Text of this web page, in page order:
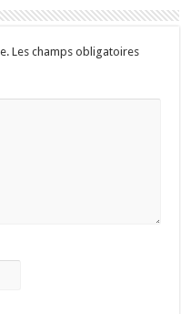
Les champs obligatoires